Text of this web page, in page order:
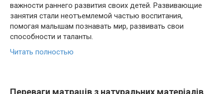
важности раннего развития своих детей. Развивающие
занятия стали неотъемлемой частью воспитания,
помогая малышам познавать мир, развивать свои
способности и таланты.
Читать полностью
Переваги матраців з натуральних матеріалів